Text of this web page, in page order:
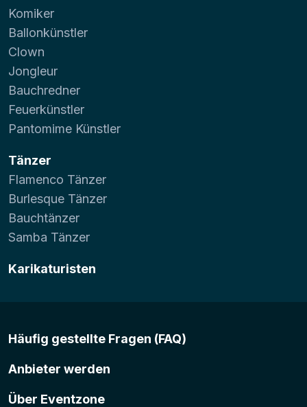
Komiker
Ballonkünstler
Clown
Jongleur
Bauchredner
Feuerkünstler
Pantomime Künstler
Tänzer
Flamenco Tänzer
Burlesque Tänzer
Bauchtänzer
Samba Tänzer
Karikaturisten
Häufig gestellte Fragen (FAQ)
Anbieter werden
Über Eventzone